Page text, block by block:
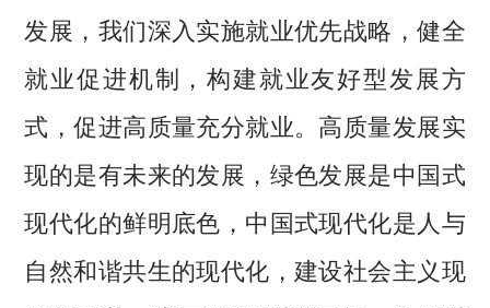
发展，我们深入实施就业优先战略，健全
就业促进机制，构建就业友好型发展方
式，促进高质量充分就业。高质量发展实
现的是有未来的发展，绿色发展是中国式
现代化的鲜明底色，中国式现代化是人与
自然和谐共生的现代化，建设社会主义现